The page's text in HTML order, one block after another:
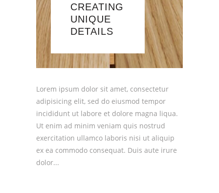
CREATING
UNIQUE
DETAILS
Lorem ipsum dolor sit amet, consectetur
adipisicing elit, sed do eiusmod tempor
incididunt ut labore et dolore magna liqua.
Ut enim ad minim veniam quis nostrud
exercitation ullamco laboris nisi ut aliquip
ex ea commodo consequat. Duis aute irure
dolor